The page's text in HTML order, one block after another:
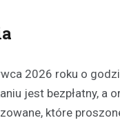
2026 roku o
jest bezpłatny,
które